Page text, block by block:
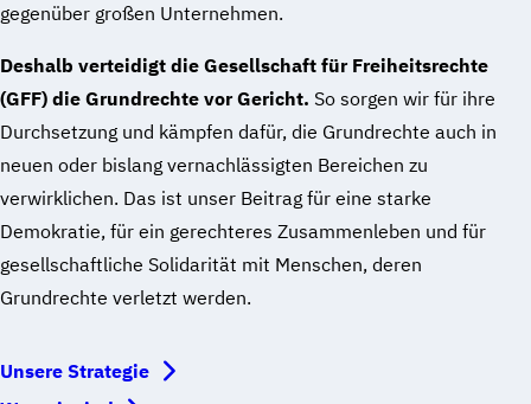
gegenüber großen Unternehmen.
Deshalb verteidigt die Gesellschaft für Freiheitsrechte
(GFF) die Grundrechte vor Gericht. So sorgen wir für ihre
Durchsetzung und kämpfen dafür, die Grundrechte auch in
neuen oder bislang vernachlässigten Bereichen zu
verwirklichen. Das ist unser Beitrag für eine starke
Demokratie, für ein gerechteres Zusammenleben und für
gesellschaftliche Solidarität mit Menschen, deren
Grundrechte verletzt werden.
Unsere Strategie